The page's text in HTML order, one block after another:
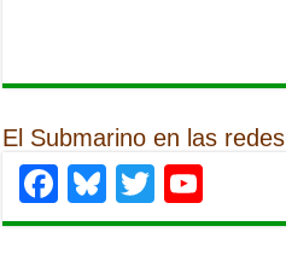
El Submarino en las redes
Facebook
Bluesky
Twitter